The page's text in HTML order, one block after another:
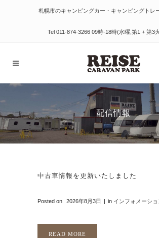
札幌市のキャンピングカー・キャンピングトレ
Tel 011-874-3266 09時-18時(水曜,第1 + 第3
配信情報
中古車情報を更新いたしました
Posted on 2026年8月3日 in インフォメーショ
READ MORE